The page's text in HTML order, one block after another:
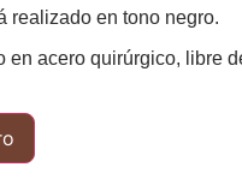
realizado en tono negro.
en acero quirúrgico, libre